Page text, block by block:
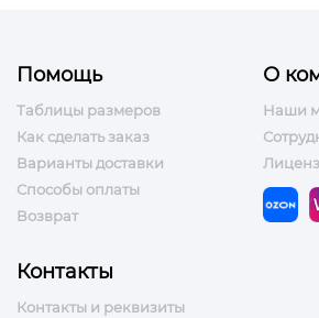
Помощь
Таблицы размеров
Как сделать заказ
Варианты доставки
Способы оплаты
Возврат
О
Наши
Контакты
Контакты и реквизиты